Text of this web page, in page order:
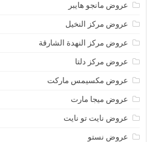
عروض مانجو هايبر
عروض مركز النخيل
عروض مركز النهدة الشارقة
عروض مركز دلتا
عروض مكسيمس ماركت
عروض ميجا مارت
عروض نايت تو نايت
عروض نستو